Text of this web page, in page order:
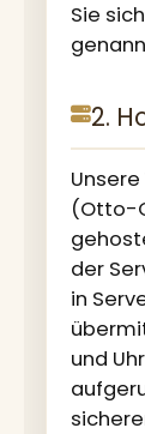
Sie
2.
(Otto-
der
in
und